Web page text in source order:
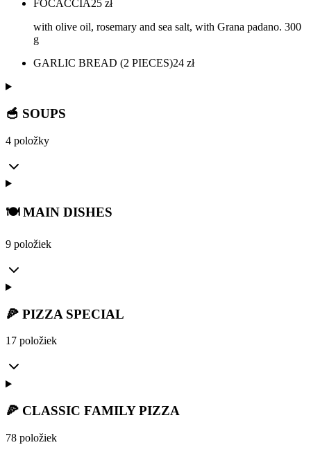
FOCACCIA25 zł
with olive oil, rosemary and sea salt, with Grana padano. 300
g
GARLIC BREAD (2 PIECES)24 zł
🥣 SOUPS
4 položky
🍽️ MAIN DISHES
9 položiek
🍕 PIZZA SPECIAL
17 položiek
🍕 CLASSIC FAMILY PIZZA
78 položiek